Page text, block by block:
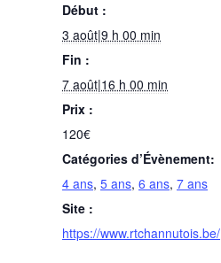
Début :
3 août|9 h 00 min
Fin :
7 août|16 h 00 min
Prix :
120€
Catégories d’Évènement:
4 ans, 5 ans, 6 ans, 7 ans
Site :
https://www.rtchannutois.be/